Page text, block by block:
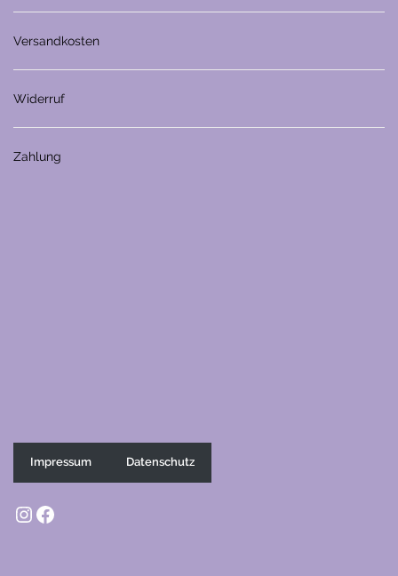
Versandkosten
Widerruf
Zahlung
Impressum Datenschutz
Instagram
Facebook